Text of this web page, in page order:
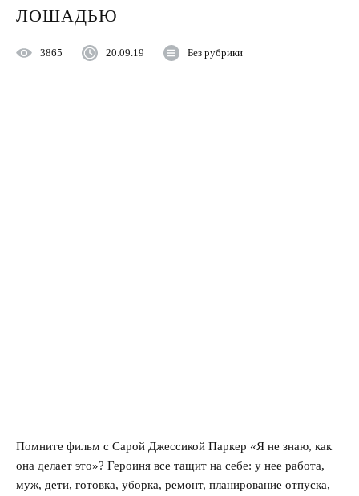
ЛОШАДЬЮ
3865 20.09.19 Без рубрики
Помните фильм с Сарой Джессикой Паркер «Я не знаю, как
она делает это»? Героиня все тащит на себе: у нее работа,
муж, дети, готовка, уборка, ремонт, планирование отпуска,